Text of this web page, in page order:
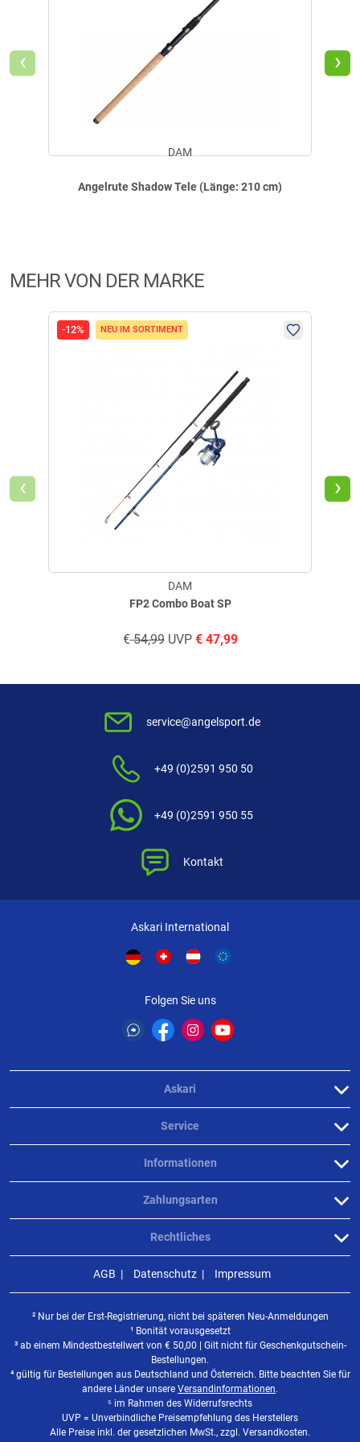
Produktbewertungen können nur von Kunden erstellt
werden, die das Produkt in unserem Online-Shop gekauft
haben. Sie erhalten dazu eine Aufforderung per Mail. Wir
nutzen Trusted Shops als unabhängigen Dienstleister für die
Einholung von Bewertungen. Trusted Shops hat Maßnahmen
getroffen, um sicherzustellen, dass es es sich um echte
Bewertungen handelt.
Angelrute Shadow Tele (Länge: 210 cm)
DAM
‹ ›
MEHR VON DER MARKE
-12% NEU IM SORTIMENT
FP2 Combo Boat SP
DAM
€54,99UVP €47,99
‹ ›
service@angelsport.de
+49 (0)2591 950 50
+49 (0)2591 950 55
Kontakt
Askari International
Folgen Sie uns
Askari
Service
Informationen
Rechtliches
Zahlungsarten
AGB Datenschutz Impressum
² Nur bei der Erst-Registrierung, nicht bei späteren Neu-Anmeldungen
¹ Bonität vorausgesetzt
³ ab einem Mindestbestellwert von € 50,00 | Gilt nicht für Geschenkgutschein-
Bestellungen.
⁴ gültig für Bestellungen aus Deutschland und Österreich. Bitte beachten Sie für
andere Länder unsere Versandinformationen.
⁵ im Rahmen des Widerrufsrechts
UVP = Unverbindliche Preisempfehlung des Herstellers
Alle Preise inkl. der gesetzlichen MwSt., zzgl. Versandkosten.